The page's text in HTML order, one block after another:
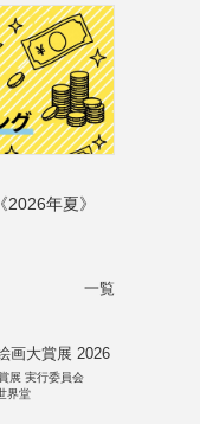
年夏》
一覧
画大賞展 2026
展 実行委員会
界堂